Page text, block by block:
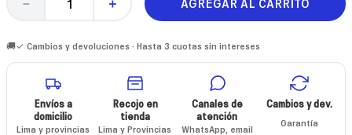
＋
－
🚚✓ Cambios y devoluciones · Hasta 3 cuotas sin intereses
Envíos a
domicilio
Lima y provincias
Recojo en
tienda
Lima y Provincias
Canales de
atención
WhatsApp, email
Cambios y dev.
Garantía